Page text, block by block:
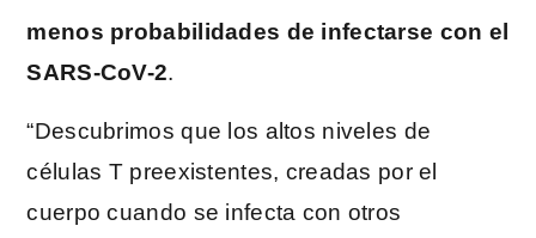
menos probabilidades de infectarse con el
SARS-CoV-2.
“Descubrimos que los altos niveles de
células T preexistentes, creadas por el
cuerpo cuando se infecta con otros